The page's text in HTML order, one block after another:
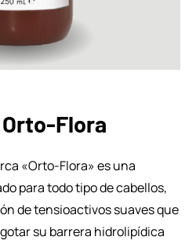
Flora
«Orto-Flora» es una
para todo tipo de cabellos,
de tensioactivos suaves que
su barrera hidrolipídica